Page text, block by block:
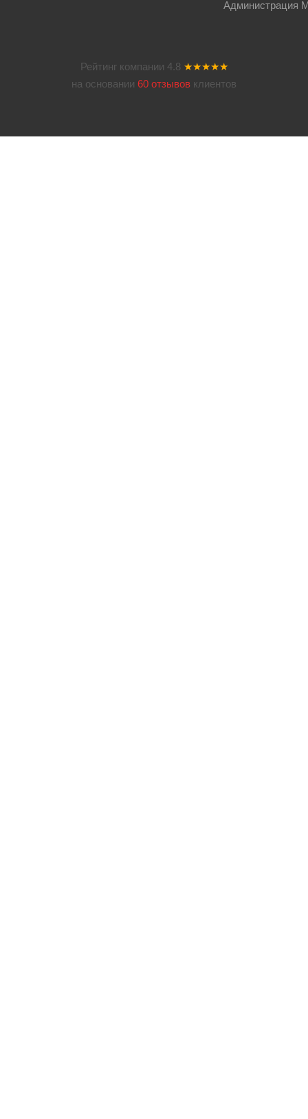
Администрация
Рейтинг компании 4.8 ★★★★★
на основании 60 отзывов клиентов